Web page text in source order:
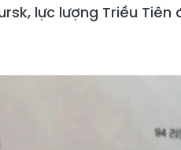
lực lượng Triều